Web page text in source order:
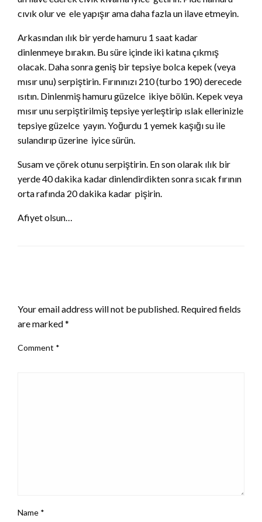
cıvık olur ve ele yapışır ama daha fazla un ilave etmeyin.
Arkasından ılık bir yerde hamuru 1 saat kadar
dinlenmeye bırakın. Bu süre içinde iki katına çıkmış
olacak. Daha sonra geniş bir tepsiye bolca kepek (veya
mısır unu) serpiştirin. Fırınınızı 210 (turbo 190) derecede
ısıtın. Dinlenmiş hamuru güzelce ikiye bölün. Kepek veya
mısır unu serpiştirilmiş tepsiye yerleştirip ıslak ellerinizle
tepsiye güzelce yayın. Yoğurdu 1 yemek kaşığı su ile
sulandırıp üzerine iyice sürün.
Susam ve çörek otunu serpiştirin. En son olarak ılık bir
yerde 40 dakika kadar dinlendirdikten sonra sıcak fırının
orta rafında 20 dakika kadar pişirin.
Afiyet olsun…
Your email address will not be published. Required fields
are marked*
Comment *
Name *